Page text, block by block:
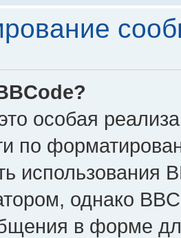
особая
по
использования
однако
в форме